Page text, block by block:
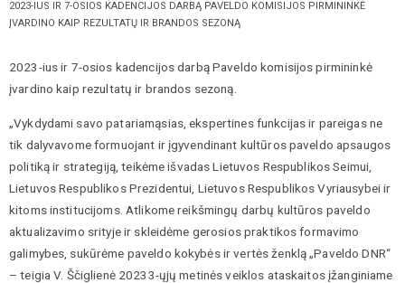
2023-IUS IR 7-OSIOS KADENCIJOS DARBĄ PAVELDO KOMISIJOS PIRMININKĖ
ĮVARDINO KAIP REZULTATŲ IR BRANDOS SEZONĄ
2023-ius ir 7-osios kadencijos darbą Paveldo komisijos pirmininkė
įvardino kaip rezultatų ir brandos sezoną.
„Vykdydami savo patariamąsias, ekspertines funkcijas ir pareigas ne
tik dalyvavome formuojant ir įgyvendinant kultūros paveldo apsaugos
politiką ir strategiją, teikėme išvadas Lietuvos Respublikos Seimui,
Lietuvos Respublikos Prezidentui, Lietuvos Respublikos Vyriausybei ir
kitoms institucijoms. Atlikome reikšmingų darbų kultūros paveldo
aktualizavimo srityje ir skleidėme gerosios praktikos formavimo
galimybes, sukūrėme paveldo kokybės ir vertės ženklą „Paveldo DNR“
– teigia V. Ščiglienė 20233-ųjų metinės veiklos ataskaitos įžanginiame